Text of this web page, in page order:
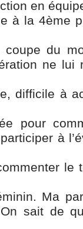
en
à la 4ème
du
ne lui
difficile à
pour
à
le
Ma
sait de